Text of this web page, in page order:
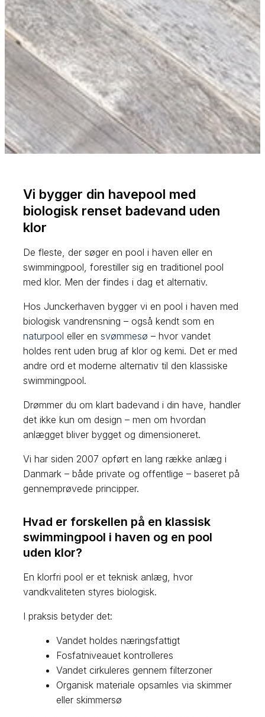
Vi bygger din havepool med
biologisk renset badevand uden
klor
De fleste, der søger en pool i haven eller en
swimmingpool, forestiller sig en traditionel pool
med klor. Men der findes i dag et alternativ.
Hos Junckerhaven bygger vi en pool i haven med
biologisk vandrensning – også kendt som en
naturpool eller ensvømmesø – hvor vandet
holdes rent uden brug af klor og kemi. Det er med
andre ord et moderne alternativ til den klassiske
swimmingpool.
Drømmer du om klart badevand i din have, handler
det ikke kun om design – men om hvordan
anlægget bliver bygget og dimensioneret.
Vi har siden 2007 opført en lang række anlæg i
Danmark – både private og offentlige – baseret på
gennemprøvede principper.
Hvad er forskellen på en klassisk
swimmingpool i haven og en pool
uden klor?
En klorfri pool er et teknisk anlæg, hvor
vandkvaliteten styres biologisk.
I praksis betyder det:
Vandet holdes næringsfattigt
Fosfatniveauet kontrolleres
Vandet cirkuleres gennem filterzoner
Organisk materiale opsamles via skimmer
eller skimmersø